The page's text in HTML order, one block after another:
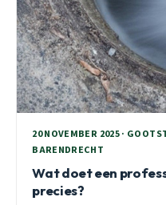
20 NOVEMBER 2025 ·
BARENDRECHT
Wat doet een
precies?